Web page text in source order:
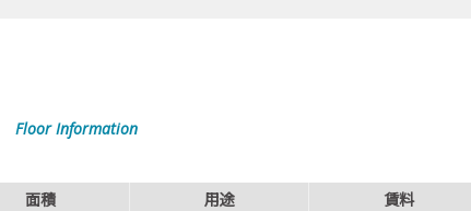
Floor Information
面積 用途 賃料